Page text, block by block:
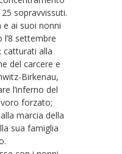
sopravvissuti.
e ai suoi nonni
settembre
catturati alla
del carcere e
Birkenau,
l’inferno del
forzato;
marcia della
sua famiglia